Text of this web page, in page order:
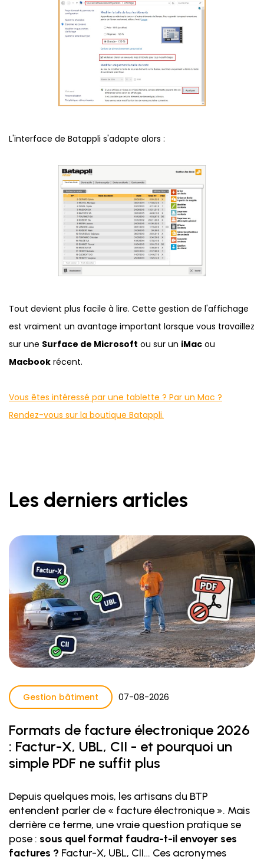
L'interface de Batappli s'adapte alors :
Tout devient plus facile à lire. Cette gestion de l'affichage
est vraiment un avantage important lorsque vous travaillez
sur une Surface de Microsoft ou sur un iMac ou
Macbook récent.
Vous êtes intéressé par une tablette ? Par un Mac ?
Rendez-vous sur la boutique Batappli.
Les derniers articles
Gestion bâtiment 07-08-2026
Formats de facture électronique 2026
: Factur-X, UBL, CII - et pourquoi un
simple PDF ne suffit plus
Depuis quelques mois, les artisans du BTP
entendent parler de « facture électronique ». Mais
derrière ce terme, une vraie question pratique se
pose : sous quel format faudra-t-il envoyer ses
factures ? Factur-X, UBL, CII… Ces acronymes